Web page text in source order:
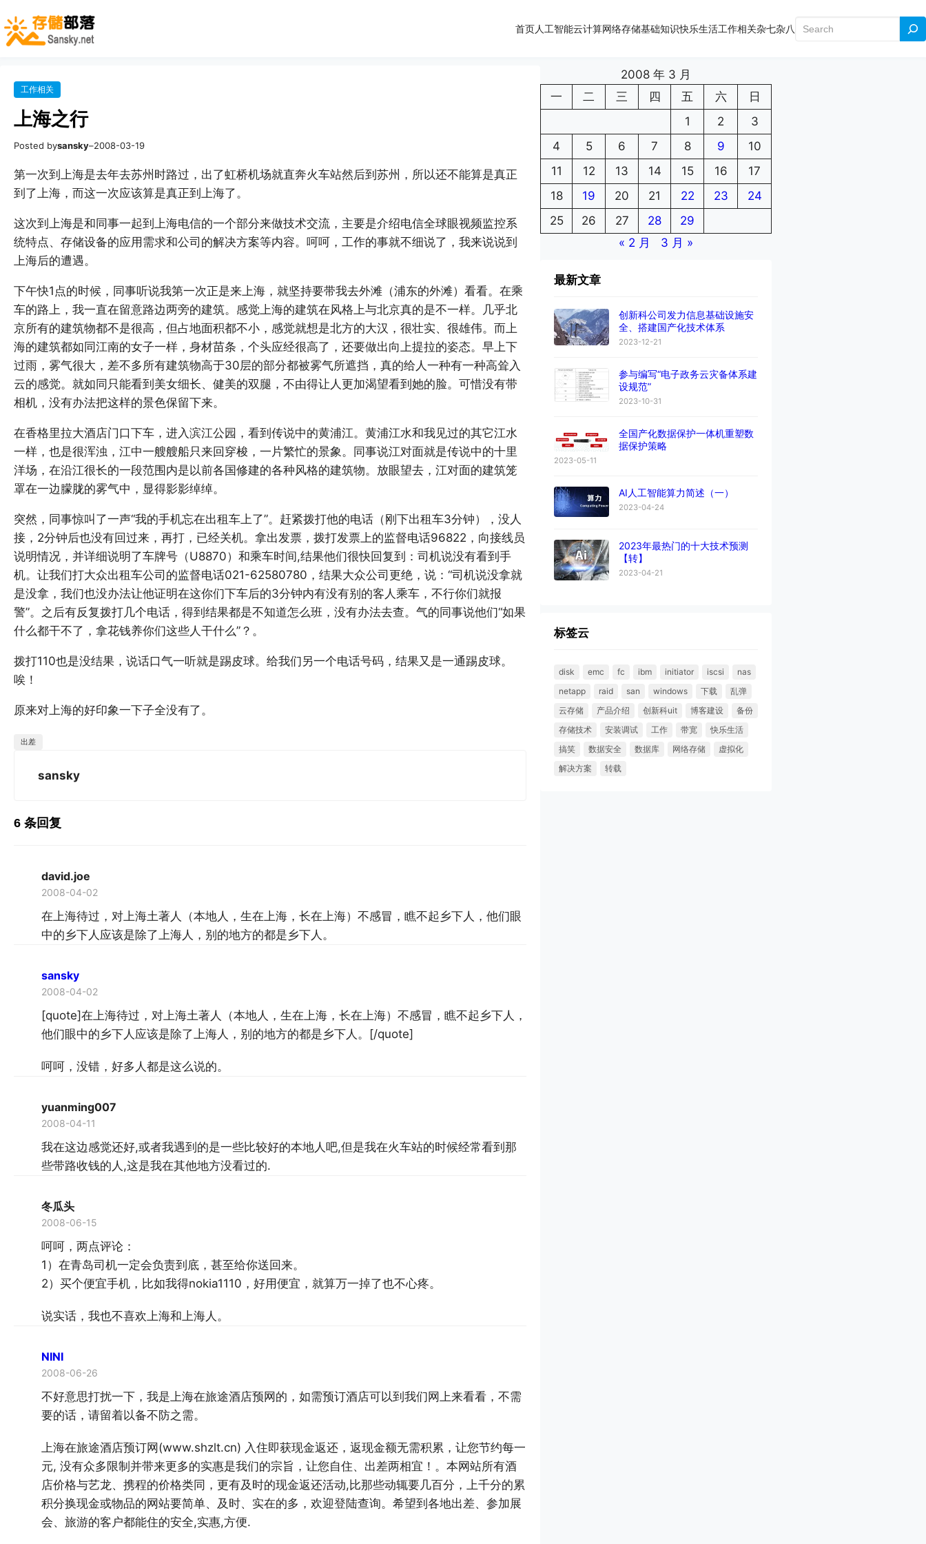
首页人工智能云计算网络存储基础知识快乐生活工作相关杂七杂八
搜
工作相关
上海之行
Posted bysansky–2008-03-19
第一次到上海是去年去苏州时路过，出了虹桥机场就直奔火车站然后到苏州，所以还不能算是真正
到了上海，而这一次应该算是真正到上海了。
这次到上海是和同事一起到上海电信的一个部分来做技术交流，主要是介绍电信全球眼视频监控系
统特点、存储设备的应用需求和公司的解决方案等内容。呵呵，工作的事就不细说了，我来说说到
上海后的遭遇。
下午快1点的时候，同事听说我第一次正是来上海，就坚持要带我去外滩（浦东的外滩）看看。在乘
车的路上，我一直在留意路边两旁的建筑。感觉上海的建筑在风格上与北京真的是不一样。几乎北
京所有的建筑物都不是很高，但占地面积都不小，感觉就想是北方的大汉，很壮实、很雄伟。而上
海的建筑都如同江南的女子一样，身材苗条，个头应经很高了，还要做出向上提拉的姿态。早上下
过雨，雾气很大，差不多所有建筑物高于30层的部分都被雾气所遮挡，真的给人一种有一种高耸入
云的感觉。就如同只能看到美女细长、健美的双腿，不由得让人更加渴望看到她的脸。可惜没有带
相机，没有办法把这样的景色保留下来。
在香格里拉大酒店门口下车，进入滨江公园，看到传说中的黄浦江。黄浦江水和我见过的其它江水
一样，也是很浑浊，江中一艘艘船只来回穿梭，一片繁忙的景象。同事说江对面就是传说中的十里
洋场，在沿江很长的一段范围内是以前各国修建的各种风格的建筑物。放眼望去，江对面的建筑笼
罩在一边朦胧的雾气中，显得影影绰绰。
突然，同事惊叫了一声“我的手机忘在出租车上了”。赶紧拨打他的电话（刚下出租车3分钟），没人
接，2分钟后也没有回过来，再打，已经关机。拿出发票，拨打发票上的监督电话96822，向接线员
说明情况，并详细说明了车牌号（U8870）和乘车时间,结果他们很快回复到：司机说没有看到手
机。让我们打大众出租车公司的监督电话021-62580780，结果大众公司更绝，说：“司机说没拿就
是没拿，我们也没办法让他证明在这你们下车后的3分钟内有没有别的客人乘车，不行你们就报
警”。之后有反复拨打几个电话，得到结果都是不知道怎么班，没有办法去查。气的同事说他们“如果
什么都干不了，拿花钱养你们这些人干什么”？。
拨打110也是没结果，说话口气一听就是踢皮球。给我们另一个电话号码，结果又是一通踢皮球。
唉！
原来对上海的好印象一下子全没有了。
出差
sansky
6 条回复
david.joe
2008-04-02
在上海待过，对上海土著人（本地人，生在上海，长在上海）不感冒，瞧不起乡下人，他们眼
中的乡下人应该是除了上海人，别的地方的都是乡下人。
sansky
2008-04-02
[quote]在上海待过，对上海土著人（本地人，生在上海，长在上海）不感冒，瞧不起乡下人，
他们眼中的乡下人应该是除了上海人，别的地方的都是乡下人。[/quote]
呵呵，没错，好多人都是这么说的。
yuanming007
2008-04-11
我在这边感觉还好,或者我遇到的是一些比较好的本地人吧,但是我在火车站的时候经常看到那
些带路收钱的人,这是我在其他地方没看过的.
冬瓜头
2008-06-15
呵呵，两点评论：
1）在青岛司机一定会负责到底，甚至给你送回来。
2）买个便宜手机，比如我得nokia1110，好用便宜，就算万一掉了也不心疼。
说实话，我也不喜欢上海和上海人。
NINI
2008-06-26
不好意思打扰一下，我是上海在旅途酒店预网的，如需预订酒店可以到我们网上来看看，不需
要的话，请留着以备不防之需。
上海在旅途酒店预订网(www.shzlt.cn) 入住即获现金返还，返现金额无需积累，让您节约每一
元, 没有众多限制并带来更多的实惠是我们的宗旨，让您自住、出差两相宜！。本网站所有酒
店价格与艺龙、携程的价格类同，更有及时的现金返还活动,比那些动辄要几百分，上千分的累
积分换现金或物品的网站要简单、及时、实在的多，欢迎登陆查询。希望到各地出差、参加展
会、旅游的客户都能住的安全,实惠,方便.
2008 年 3 月
一
二 三 四 五 六
日
1
2
3
4
5 6 7 8 9
10
11
12 13 14 15 16
17
18
19 20 21 22 23
24
25
26 27 28
29
« 2 月
3 月 »
最新文章
创新科公司发力信息基础设施安
全、搭建国产化技术体系
2023-12-21
参与编写“电子政务云灾备体系建
设规范”
2023-10-31
全国产化数据保护一体机重塑数
据保护策略
2023-05-11
AI人工智能算力简述（一）
2023-04-24
2023年最热门的十大技术预测
【转】
2023-04-21
标签云
disk emc fc ibm initiator iscsi
nas
netapp
raid san windows 下载
乱弹
云存储
产品介绍 创新科uit 博客建设
备份
存储技术
安装调试 工作 带宽
快乐生活
搞笑
数据安全 数据库 网络存储
虚拟化
解决方案
转载